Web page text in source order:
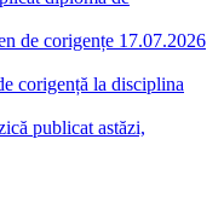
de corigențe 17.07.2026
corigență la disciplina
publicat astăzi,